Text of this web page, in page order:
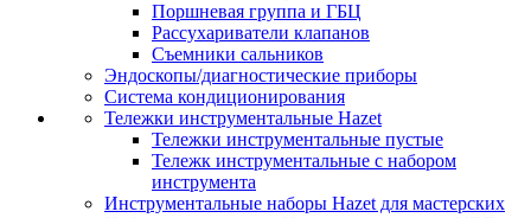
Поршневая группа и ГБЦ
Рассухариватели клапанов
Съемники сальников
Эндоскопы/диагностические приборы
Система кондиционирования
Тележки инструментальные Hazet
Тележки инструментальные пустые
Тележк инструментальные с набором
инструмента
Инструментальные наборы Hazet для мастерских